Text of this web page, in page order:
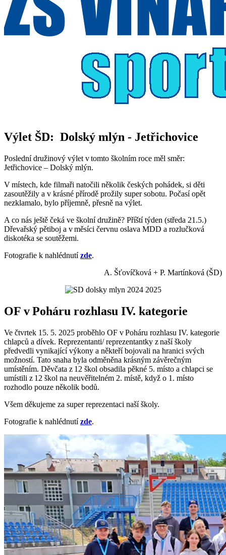
Výlet ŠD: Dolský mlýn - Jetřichovice
Poslední družinový výlet v tomto školním roce měl směr:
Jetřichovice – Dolský mlýn.
V místech, kde filmaři natočili několik českých pohádek, si děti
zasoutěžily a v krásné přírodě prožily super sobotu. Počasí opět
nezklamalo, bylo příjemně, přesně na výlet.
A co nás ještě čeká ve školní družině? Příští týden (středa 21.5.)
Dřevařský pětiboj a v měsíci červnu oslava MDD a rozlučková
diskotéka se soutěžemi.
Fotografie k nahlédnutízde.
A. Šťovíčková + P. Martínková (ŠD)
OF v Poháru rozhlasu IV. kategorie
Ve čtvrtek 15. 5. 2025 proběhlo OF v Poháru rozhlasu IV. kategorie
chlapců a dívek. Reprezentanti/ reprezentantky z naší školy
předvedli vynikající výkony a někteří bojovali na hranici svých
možností. Tato snaha byla odměněna krásným závěrečným
umístěním. Děvčata z 12 škol obsadila pěkné 5. místo a chlapci se
umístili z 12 škol na neuvěřitelném 2. místě, když o 1. místo
rozhodlo pouze několik bodů.
Všem děkujeme za super reprezentaci naší školy.
Fotografie k nahlédnutízde.